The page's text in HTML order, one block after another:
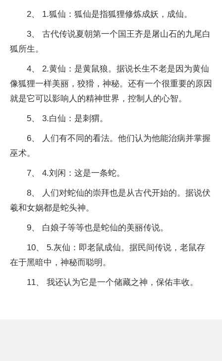
2、 1.狐仙：狐仙是指狐狸修炼成妖，成仙。
3、 古代传说夏朝第一个国王齐是屠山石的九尾白
狐所生。
4、 2.黄仙：是黄鼠狼。据说长生不老是因为黄仙
像狐狸一样美丽，狡猾，神秘。还有一个很重要的原因
就是它可以影响人的精神世界，控制人的心智。
5、 3.白仙：是刺猬。
6、 人们有不同的看法。他们认为他能治病并掌握
巫术。
7、 4.刘闲：这是一条蛇。
8、 人们对蛇仙的崇拜也是从古代开始的。据说伏
羲和女娲都是蛇头神。
9、 白娘子等等也是蛇仙的美丽传说。
10、 5.灰仙：即老鼠成仙。据民间传说，老鼠存
在于黑暗中，神秘而聪明。
11、 我还认为它是一个储藏之神，保佑丰收。